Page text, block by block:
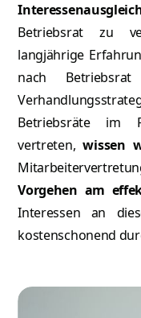
Betriebsrat zu
langjährige
nach
Betriebsräte im
vertreten,wissen
Vorgehen am
Interessen an
kostenschonend